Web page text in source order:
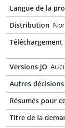
Langue de la
Distribution
Téléchargement
Versions JO
Autres
Résumés pour
Titre de la